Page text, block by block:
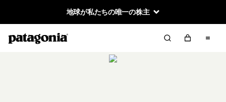
地球が私たちの唯一の株主